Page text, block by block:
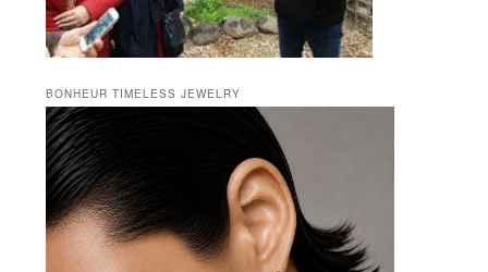
BONHEUR TIMELESS JEWELRY